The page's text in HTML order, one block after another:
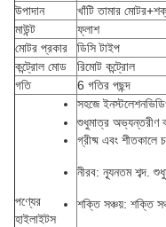
উপাদান
খাঁটি তামার মোটর+
মাউন্ট
ফ্লাশ
মোটর প্রকার
ডিসি টাইপ
কন্ট্রোল মোড
রিমোট কন্ট্রোল
গতি
6 গতির পছন্দ
পণ্যের
হাইলাইটস
সহজে ইনস্টলেশন
শুধুমাত্র অভ্যন্তরীণ
গ্রীষ্ম এবং শীতকালে
নীরব: ন্যূনতম শব্দ.
শক্তি সঞ্চয়: শক্তি